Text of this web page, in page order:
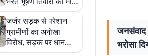
कहा नहीं थी उम्मीद, बेटा
था तो किसी को बोलने की
नहीं थी हिम्मत
जर्जर सड़क से परेशान
ग्रामीणों का अनोखा
विरोध, सड़क पर धान
रोपकर और खाद डालकर
जनसंवाद
भरोसा